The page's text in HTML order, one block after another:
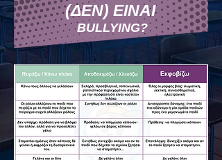
(ΔΕΝ) ΕΙΝΑΙ
BULLYING?